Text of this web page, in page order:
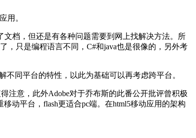
用。
档，但还是有各种问题需要到网上找解决方法。所
，只是编程语言不同，C#和java也是很像的，另外考
同平台的特性，以此为基础可以再考虑跨平台。
注意，此外Adobe对于乔布斯的此番公开批评曾积极
动平台，flash更适合pc端。在html5移动应用的架构